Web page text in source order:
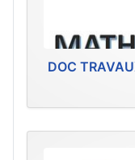
DOC